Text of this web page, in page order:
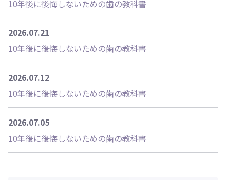
10年後に後悔しないための歯の教科書
2026.07.21
10年後に後悔しないための歯の教科書
2026.07.12
10年後に後悔しないための歯の教科書
2026.07.05
10年後に後悔しないための歯の教科書